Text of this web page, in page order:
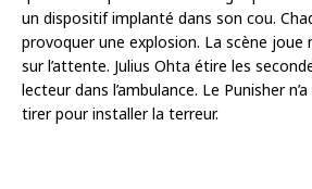
un dispositif implanté dans son cou.
provoquer une explosion. La scène joue
sur l’attente. Julius Ohta étire les
lecteur dans l’ambulance. Le Punisher
tirer pour installer la terreur.